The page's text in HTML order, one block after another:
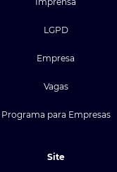
LGPD
Empresa
Vagas
Programa para Empresas
Site